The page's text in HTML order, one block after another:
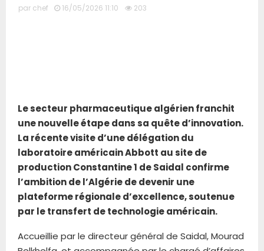
par chef 16/05/2026 11:10 203
Le secteur pharmaceutique algérien franchit
une nouvelle étape dans sa quête d’innovation.
La récente visite d’une délégation du
laboratoire américain Abbott au site de
production Constantine 1 de Saidal confirme
l’ambition de l’Algérie de devenir une
plateforme régionale d’excellence, soutenue
par le transfert de technologie américain.
Accueillie par le directeur général de Saidal, Mourad